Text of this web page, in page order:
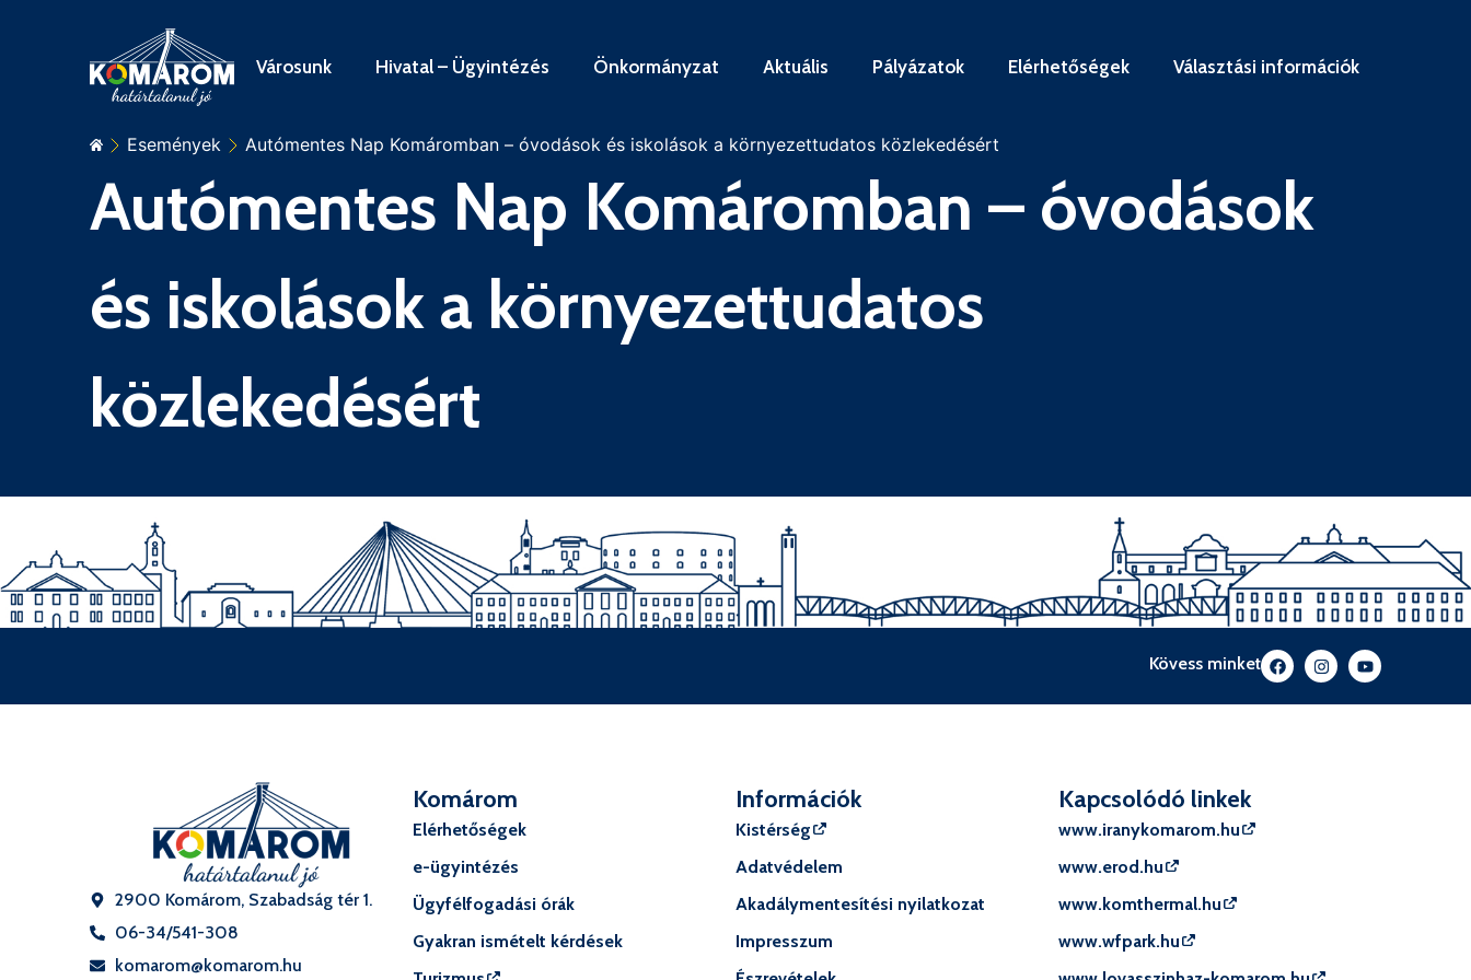
Városunk Hivatal – Ügyintézés Önkormányzat Aktuális Pályázatok Elérhetőségek Választási információk
Események Autómentes Nap Komáromban – óvodások és iskolások a környezettudatos közlekedésért
Autómentes Nap Komáromban – óvodások
és iskolások a környezettudatos
közlekedésért
Kövess minket
2900 Komárom, Szabadság tér 1.
06-34/541-308
komarom@komarom.hu
Komárom
Elérhetőségek
e-ügyintézés
Ügyfélfogadási órák
Gyakran ismételt kérdések
Információk
Kistérség
Adatvédelem
Akadálymentesítési nyilatkozat
Impresszum
Kapcsolódó linkek
www.iranykomarom.hu
www.erod.hu
www.komthermal.hu
www.wfpark.hu